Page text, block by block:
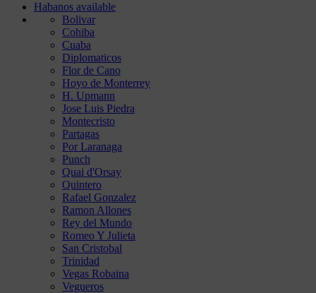
Habanos available
Bolivar
Cohiba
Cuaba
Diplomaticos
Flor de Cano
Hoyo de Monterrey
H. Upmann
Jose Luis Piedra
Montecristo
Partagas
Por Laranaga
Punch
Quai d'Orsay
Quintero
Rafael Gonzalez
Ramon Allones
Rey del Mundo
Romeo Y Julieta
San Cristobal
Trinidad
Vegas Robaina
Vegueros